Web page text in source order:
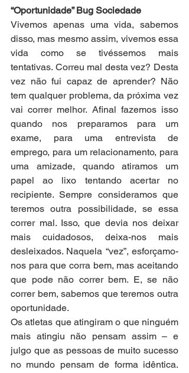
“Oportunidade” Bug Sociedade
Vivemos apenas uma vida, sabemos
disso, mas mesmo assim, vivemos essa
vida como se tivéssemos mais
tentativas. Correu mal desta vez? Desta
vez não fui capaz de aprender? Não
tem qualquer problema, da próxima vez
vai correr melhor. Afinal fazemos isso
quando nos preparamos para um
exame, para uma entrevista de
emprego, para um relacionamento, para
uma amizade, quando atiramos um
papel ao lixo tentando acertar no
recipiente. Sempre consideramos que
teremos outra possibilidade, se essa
correr mal. Isso, que devia nos deixar
mais cuidadosos, deixa-nos mais
desleixados. Naquela “vez”, esforçamo-
nos para que corra bem, mas aceitando
que pode não correr bem. E, se não
correr bem, sabemos que teremos outra
oportunidade.
Os atletas que atingiram o que ninguém
mais atingiu não pensam assim – e
julgo que as pessoas de muito sucesso
no mundo pensam de forma idêntica.